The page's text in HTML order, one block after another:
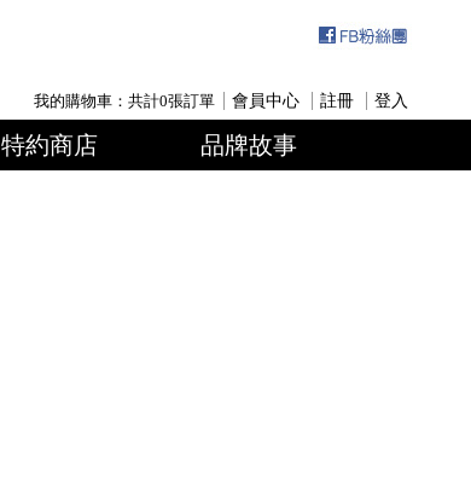
我的購物車：共計0張訂單 會員中心 註冊 登入
特約商店 品牌故事